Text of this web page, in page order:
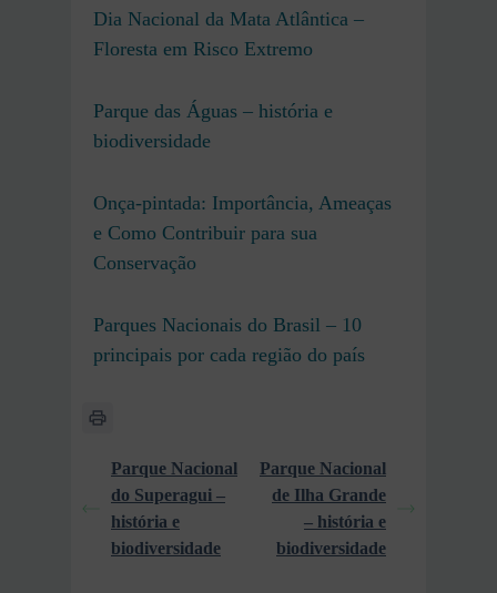
Dia Nacional da Mata Atlântica –
Floresta em Risco Extremo
Parque das Águas – história e
biodiversidade
Onça-pintada: Importância, Ameaças
e Como Contribuir para sua
Conservação
Parques Nacionais do Brasil – 10
principais por cada região do país
Parque Nacional
do Superagui –
história e
biodiversidade
Parque Nacional
de Ilha Grande
– história e
biodiversidade